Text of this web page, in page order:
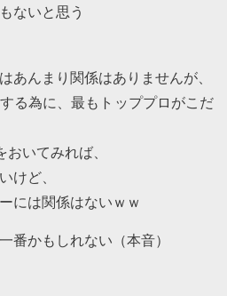
ないと思う
んまり関係はありませんが、
る為に、最もトッププロがこだ
いてみれば、
けど、
には関係はないｗｗ
番かもしれない（本音）